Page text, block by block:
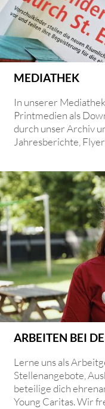
MEDIATHEK
In unserer
Printmedien als
durch unser Archiv
Jahresberichte,
ARBEITEN BEI
Lerne uns als
Stellenangebote,
beteilige dich
Young Caritas. Wir